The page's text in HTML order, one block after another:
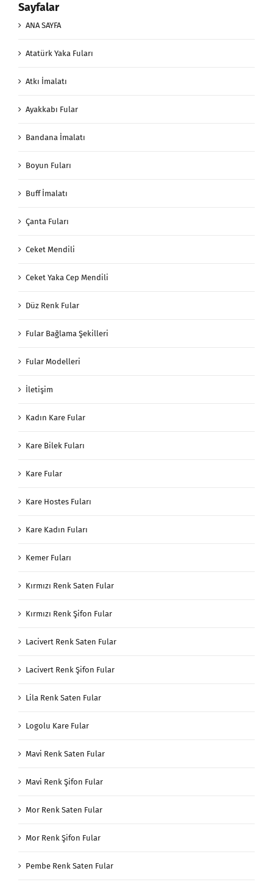
Sayfalar
ANA SAYFA
Atatürk Yaka Fuları
Atkı İmalatı
Ayakkabı Fular
Bandana İmalatı
Boyun Fuları
Buff İmalatı
Çanta Fuları
Ceket Mendili
Ceket Yaka Cep Mendili
Düz Renk Fular
Fular Bağlama Şekilleri
Fular Modelleri
İletişim
Kadın Kare Fular
Kare Bilek Fuları
Kare Fular
Kare Hostes Fuları
Kare Kadın Fuları
Kemer Fuları
Kırmızı Renk Saten Fular
Kırmızı Renk Şifon Fular
Lacivert Renk Saten Fular
Lacivert Renk Şifon Fular
Lila Renk Saten Fular
Logolu Kare Fular
Mavi Renk Saten Fular
Mavi Renk Şifon Fular
Mor Renk Saten Fular
Mor Renk Şifon Fular
Pembe Renk Saten Fular